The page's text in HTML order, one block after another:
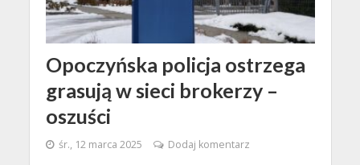
Opoczyńska policja ostrzega
grasują w sieci brokerzy –
oszuści
śr., 12 marca 2025 Dodaj komentarz